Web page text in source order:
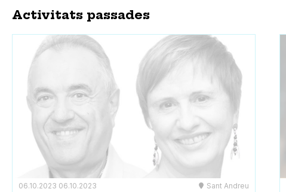
Activitats passades
06.10.2023 06.10.2023 Sant Andreu